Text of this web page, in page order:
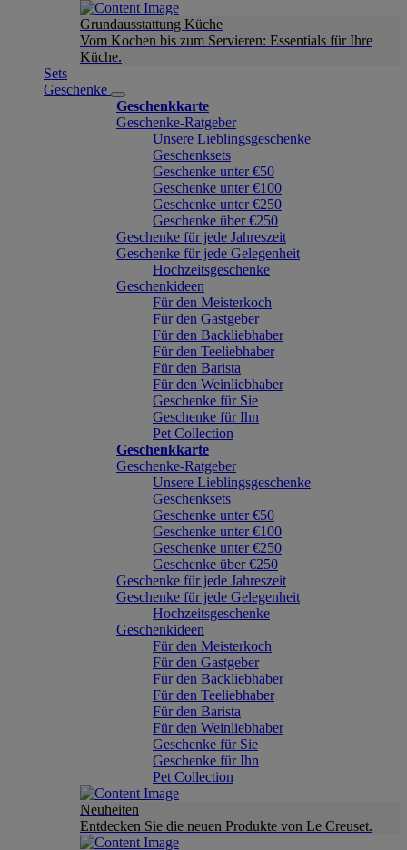
Grundausstattung Küche
Vom Kochen bis zum Servieren: Essentials für Ihre
Küche.
Sets
Geschenke
Geschenkkarte
Geschenke-Ratgeber
Unsere Lieblingsgeschenke
Geschenksets
Geschenke unter €50
Geschenke unter €100
Geschenke unter €250
Geschenke über €250
Geschenke für jede Jahreszeit
Geschenke für jede Gelegenheit
Hochzeitsgeschenke
Geschenkideen
Für den Meisterkoch
Für den Gastgeber
Für den Backliebhaber
Für den Teeliebhaber
Für den Barista
Für den Weinliebhaber
Geschenke für Sie
Geschenke für Ihn
Pet Collection
Geschenkkarte
Geschenke-Ratgeber
Unsere Lieblingsgeschenke
Geschenksets
Geschenke unter €50
Geschenke unter €100
Geschenke unter €250
Geschenke über €250
Geschenke für jede Jahreszeit
Geschenke für jede Gelegenheit
Hochzeitsgeschenke
Geschenkideen
Für den Meisterkoch
Für den Gastgeber
Für den Backliebhaber
Für den Teeliebhaber
Für den Barista
Für den Weinliebhaber
Geschenke für Sie
Geschenke für Ihn
Pet Collection
Neuheiten
Entdecken Sie die neuen Produkte von Le Creuset.